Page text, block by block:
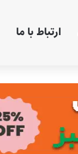
ارتباط با ما